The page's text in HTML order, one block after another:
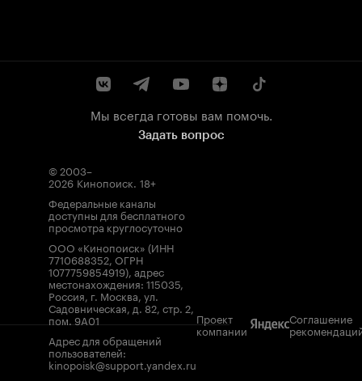
Мы всегда готовы вам помочь.
Задать вопрос
© 2003–
2026 Кинопоиск. 18+
Федеральные каналы
доступны для бесплатного
просмотра круглосуточно
ООО «Кинопоиск» (ИНН
7710688352, ОГРН
1077759854919), адрес
местонахождения: 115035,
Россия, г. Москва, ул.
Садовническая, д. 82, стр. 2,
пом. 9А01
Адрес для обращений
пользователей:
kinopoisk@support.yandex.ru
Проект
компании
Соглашение